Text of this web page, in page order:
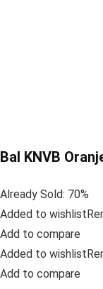
Bal KNVB
Already Sold: 70%
Added to
Add to compare
Added to
Add to compare